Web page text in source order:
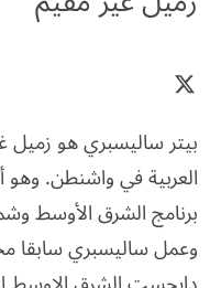
بيتر ساليسبري هو
العربية في واشنطن.
برنامج الشرق الأوسط
وعمل ساليسبري سابقا